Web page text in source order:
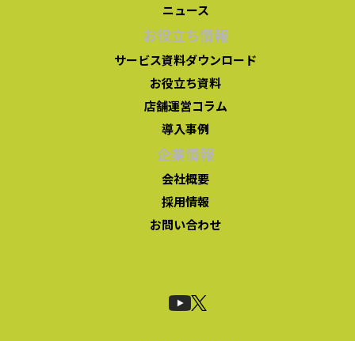
ニュース
お役立ち情報
サービス資料ダウンロード
お役立ち資料
店舗運営コラム
導入事例
企業情報
会社概要
採用情報
お問い合わせ